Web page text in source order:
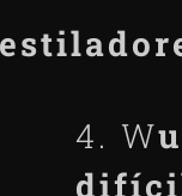
4. W